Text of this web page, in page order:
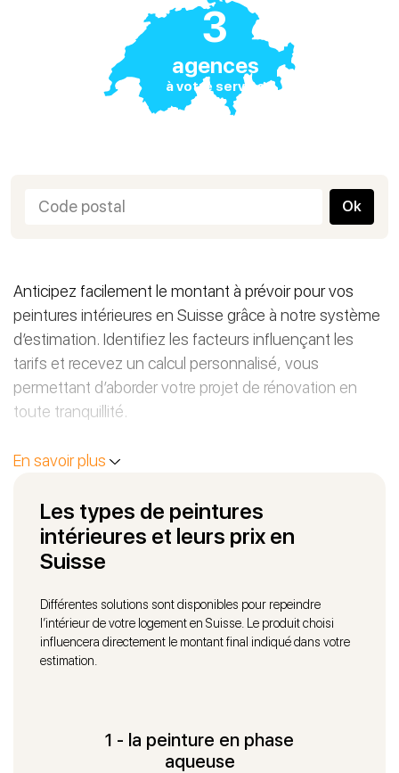
3
agences
à votre service
Ok
Anticipez facilement le montant à prévoir pour vos
peintures intérieures en Suisse grâce à notre système
d’estimation. Identifiez les facteurs influençant les
tarifs et recevez un calcul personnalisé, vous
permettant d’aborder votre projet de rénovation en
toute tranquillité.
En savoir plus
Les types de peintures
intérieures et leurs prix en
Suisse
Différentes solutions sont disponibles pour repeindre
l’intérieur de votre logement en Suisse. Le produit choisi
influencera directement le montant final indiqué dans votre
estimation.
1 - la peinture en phase
aqueuse